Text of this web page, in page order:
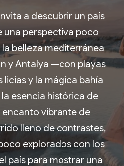
a descubrir un país
una perspectiva poco
belleza mediterránea
y Antalya —con playas
licias y la mágica bahía
esencia histórica de
encanto vibrante de
lleno de contrastes,
explorados con los
país para mostrar una